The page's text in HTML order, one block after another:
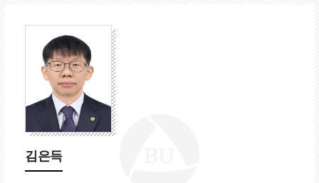
김은득